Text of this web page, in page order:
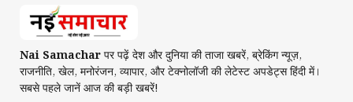
Nai Samacharपर पढ़ें देश और दुनिया की ताजा खबरें, ब्रेकिंग न्यूज़,
राजनीति, खेल, मनोरंजन, व्यापार, और टेक्नोलॉजी की लेटेस्ट अपडेट्स हिंदी में।
सबसे पहले जानें आज की बड़ी खबरें!